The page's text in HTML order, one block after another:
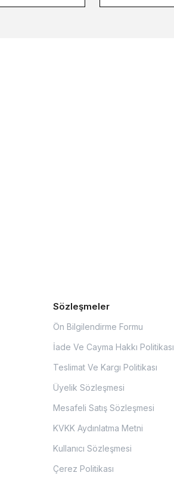
Sözleşmeler
Ön Bilgilendirme Formu
İade Ve Cayma Hakkı Politikası
Teslimat Ve Kargı Politikası
Üyelik Sözleşmesi
Mesafeli Satış Sözleşmesi
KVKK Aydınlatma Metni
Kullanıcı Sözleşmesi
Çerez Politikası